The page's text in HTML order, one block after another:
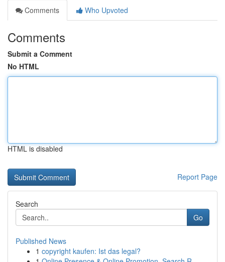
Comments
Who Upvoted
Comments
Submit a Comment
No HTML
HTML is disabled
Report Page
Search
Go
Published News
1 copyright kaufen: Ist das legal?